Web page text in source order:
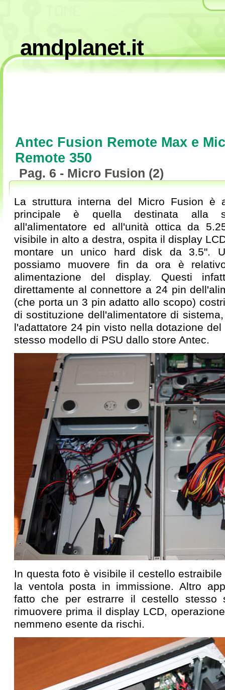
amdplanet.it
Antec Fusion Remote Max e
Remote 350
Pag. 6 - Micro Fusion (2)
La struttura interna del Micro Fusion è
principale è quella destinata alla
all'alimentatore ed all'unità ottica da
visibile in alto a destra, ospita il display
montare un unico hard disk da 3.5".
possiamo muovere fin da ora è
alimentazione del display. Questi
direttamente al connettore a 24 pin
(che porta un 3 pin adatto allo scopo)
di sostituzione dell'alimentatore di
l'adattatore 24 pin visto nella dotazione
stesso modello di PSU dallo store Antec.
In questa foto è visibile il cestello
la ventola posta in immissione. Altro
fatto che per estrarre il cestello stesso
rimuovere prima il display LCD,
nemmeno esente da rischi.